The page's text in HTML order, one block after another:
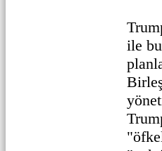
ile